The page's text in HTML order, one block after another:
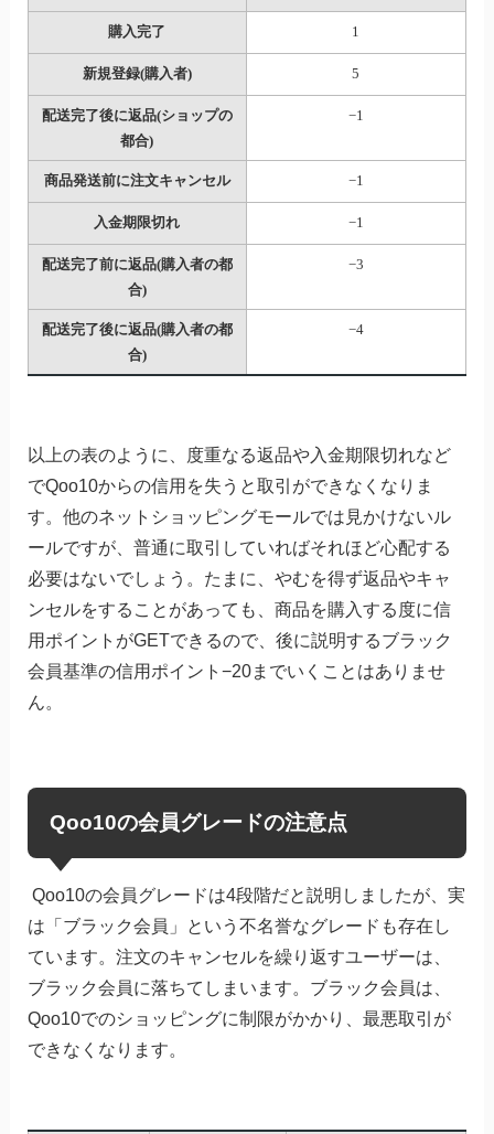
購入完了 1
新規登録(購入者) 5
配送完了後に返品(ショップの
都合)
−1
商品発送前に注文キャンセル −1
入金期限切れ −1
配送完了前に返品(購入者の都
合)
−3
配送完了後に返品(購入者の都
合)
−4
以上の表のように、度重なる返品や入金期限切れなど
でQoo10からの信用を失うと取引ができなくなりま
す。他のネットショッピングモールでは見かけないル
ールですが、普通に取引していればそれほど心配する
必要はないでしょう。たまに、やむを得ず返品やキャ
ンセルをすることがあっても、商品を購入する度に信
用ポイントがGETできるので、後に説明するブラック
会員基準の信用ポイント−20までいくことはありませ
ん。
Qoo10の会員グレードの注意点
Qoo10の会員グレードは4段階だと説明しましたが、実
は「ブラック会員」という不名誉なグレードも存在し
ています。注文のキャンセルを繰り返すユーザーは、
ブラック会員に落ちてしまいます。ブラック会員は、
Qoo10でのショッピングに制限がかかり、最悪取引が
できなくなります。